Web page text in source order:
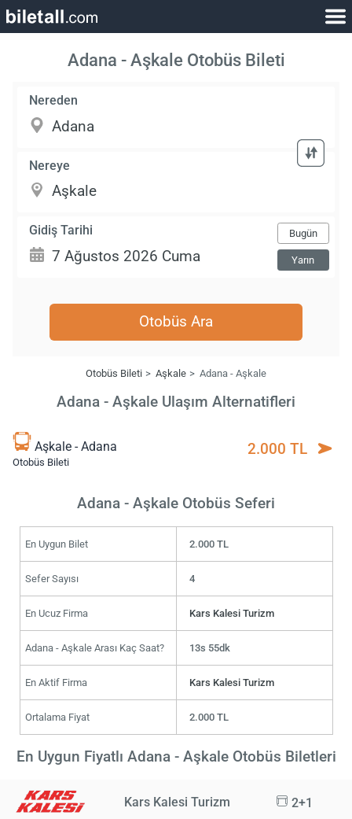
Adana - Aşkale Otobüs Bileti
Nereden
Nereye
Gidiş Tarihi Bugün
Yarın
Otobüs Ara
Otobüs Bileti Aşkale Adana - Aşkale
Adana - Aşkale Ulaşım Alternatifleri
Aşkale - Adana
Otobüs Bileti
2.000 TL
Adana - Aşkale Otobüs Seferi
En Uygun Bilet 2.000 TL
Sefer Sayısı 4
En Ucuz Firma Kars Kalesi Turizm
Adana - Aşkale Arası Kaç Saat? 13s 55dk
En Aktif Firma Kars Kalesi Turizm
Ortalama Fiyat 2.000 TL
En Uygun Fiyatlı Adana - Aşkale Otobüs Biletleri
Kars Kalesi Turizm 2+1